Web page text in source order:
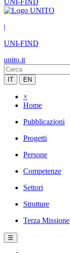
UNI-FIND
|
UNI-FIND
unito.it
IT EN
×
Home
Pubblicazioni
Progetti
Persone
Competenze
Settori
Strutture
Terza Missione
☰